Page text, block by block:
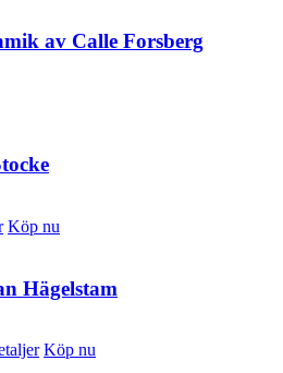
av Calle Forsberg
Köp nu
Hägelstam
Köp nu